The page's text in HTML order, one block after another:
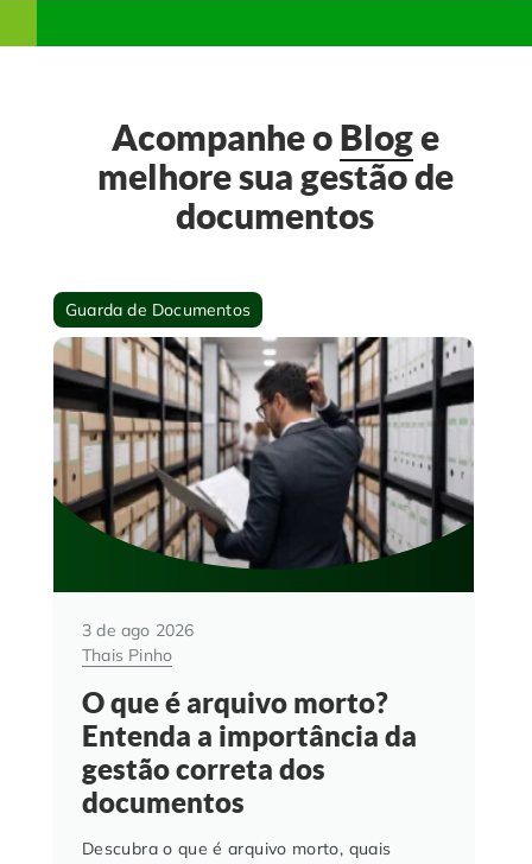
Acompanhe o Bloge
melhore sua gestão de
documentos
Guarda de Documentos
3 de ago 2026
Thais Pinho
O que é arquivo morto?
Entenda a importância da
gestão correta dos
documentos
Descubra o que é arquivo morto, quais